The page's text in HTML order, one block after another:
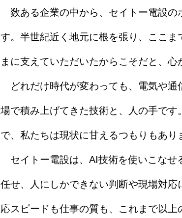
数ある企業の中から、セイトー電設の
す。半世紀近く地元に根を張り、ここ
まに支えていただいたからこそだと、心
どれだけ時代が変わっても、電気や通
場で積み上げてきた技術と、人の手で
で、私たちは現状に甘えるつもりもあり
セイトー電設は、AI技術を使いこなせ
任せ、人にしかできない判断や現場対
応スピードも仕事の質も、これまで以上